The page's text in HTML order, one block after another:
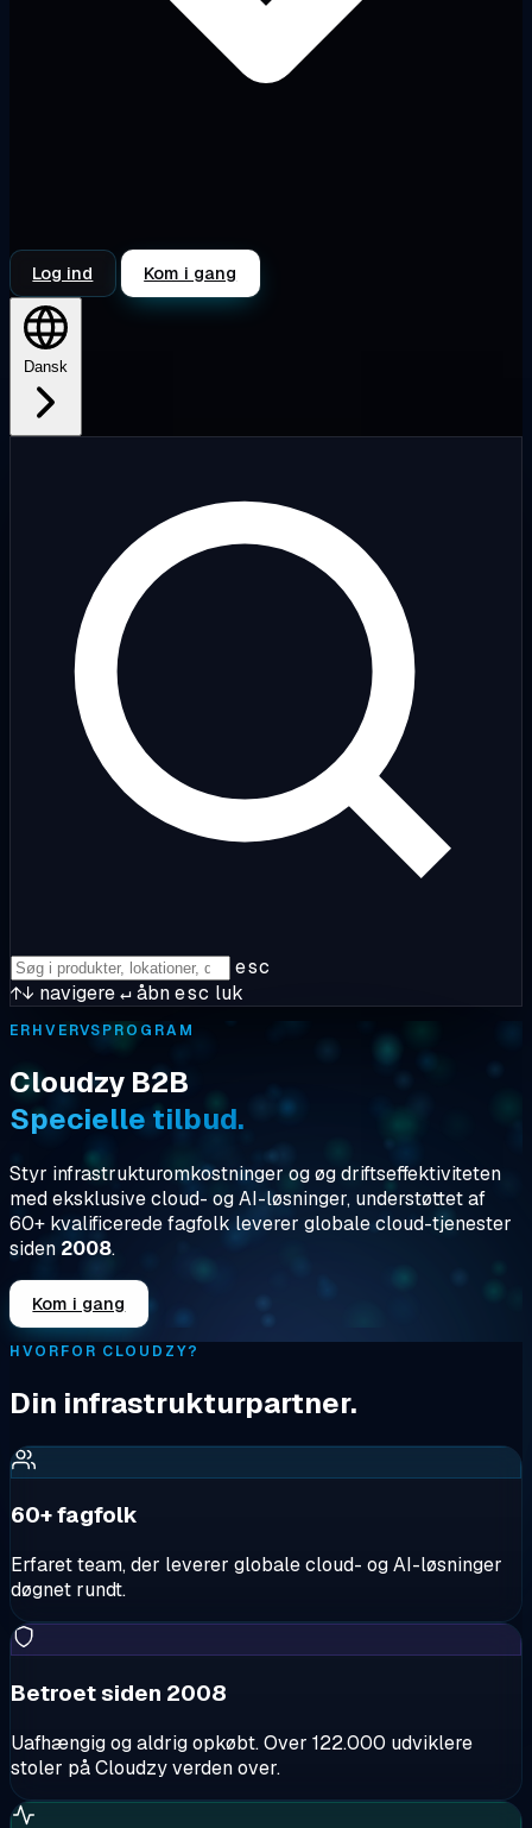
Log ind Kom i gang
Dansk
esc
↑↓ navigere↵åbnesc luk
ERHVERVSPROGRAM
Cloudzy B2B
Specielle tilbud.
Styr infrastrukturomkostninger og øg driftseffektiviteten
med eksklusive cloud- og AI-løsninger, understøttet af
60+ kvalificerede fagfolk leverer globale cloud-tjenester
siden 2008.
Kom i gang
HVORFOR CLOUDZY?
Din infrastrukturpartner.
60+ fagfolk
Erfaret team, der leverer globale cloud- og AI-løsninger
døgnet rundt.
Betroet siden 2008
Uafhængig og aldrig opkøbt. Over 122.000 udviklere
stoler på Cloudzy verden over.